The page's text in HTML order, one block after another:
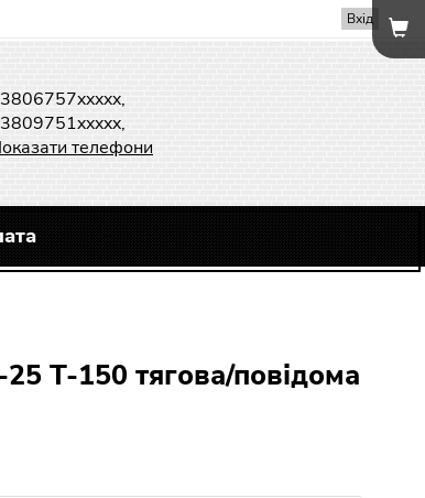
Вхід
телефони
Т-150 тягова/повідома